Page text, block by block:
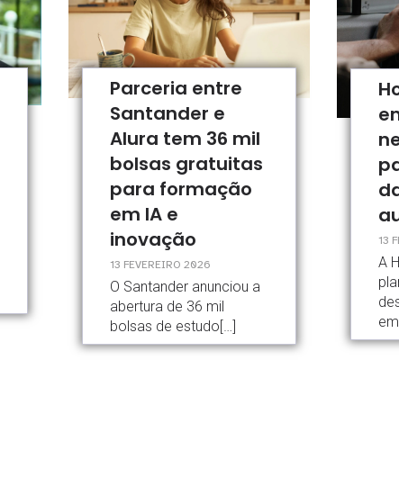
Parceria entre
Santander e
Alura tem 36 mil
bolsas gratuitas
para formação
em IA e
inovação
13 FEVEREIRO 2026
O Santander anunciou a
abertura de 36 mil
bolsas de estudo[…]
13
A